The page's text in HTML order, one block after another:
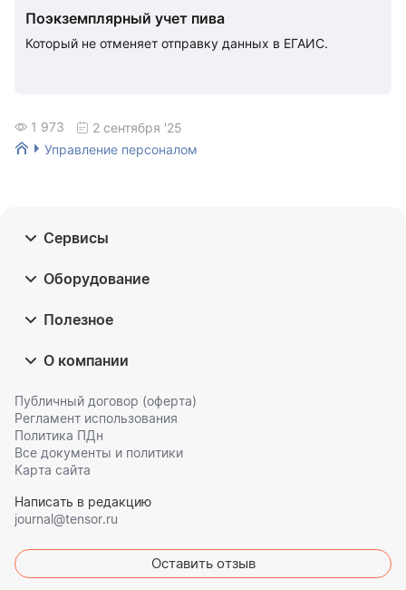
Управление персоналом
1 973 2 сентября '25
Поэкземплярный учет пива
Который не отменяет отправку данных в ЕГАИС.
Сервисы
Оборудование
Полезное
О компании
Публичный договор (оферта)
Регламент использования
Политика ПДн
Все документы и политики
Карта сайта
Написать в редакцию
journal@tensor.ru
Оставить отзыв